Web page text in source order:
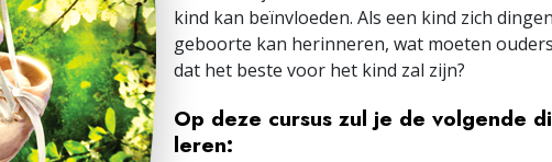
kind kan beïnvloeden. Als een kind zich
geboorte kan herinneren, wat moeten
dat het beste voor het kind zal zijn?
Op deze cursus zul je de volgende
leren: